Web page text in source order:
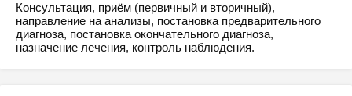
Консультация, приём (первичный и вторичный),
направление на анализы, постановка предварительного
диагноза, постановка окончательного диагноза,
назначение лечения, контроль наблюдения.